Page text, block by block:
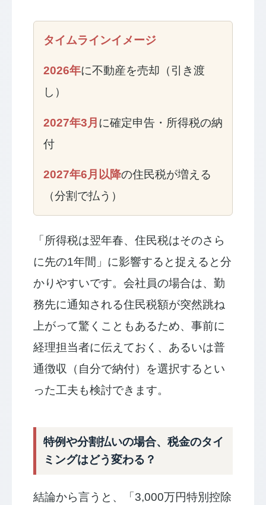
タイムラインイメージ
2026年に不動産を売却（引き渡
し）
2027年3月 に確定申告・所得税の納
付
2027年6月以降の住民税が増える
（分割で払う）
「所得税は翌年春、住民税はそのさら
に先の1年間」に影響すると捉えると分
かりやすいです。会社員の場合は、勤
務先に通知される住民税額が突然跳ね
上がって驚くこともあるため、事前に
経理担当者に伝えておく、あるいは普
通徴収（自分で納付）を選択するとい
った工夫も検討できます。
特例や分割払いの場合、税金のタイ
ミングはどう変わる？
結論から言うと、「3,000万円特別控除